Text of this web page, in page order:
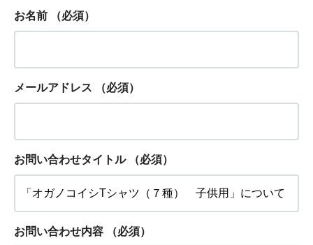
お名前 （必須）
メールアドレス （必須）
お問い合わせタイトル （必須）
お問い合わせ内容 （必須）